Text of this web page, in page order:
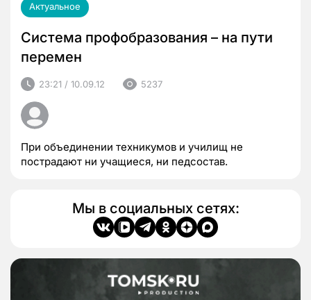
Актуальное
Система профобразования – на пути
перемен
23:21 / 10.09.12 5237
При объединении техникумов и училищ не
пострадают ни учащиеся, ни педсостав.
Мы в социальных сетях: